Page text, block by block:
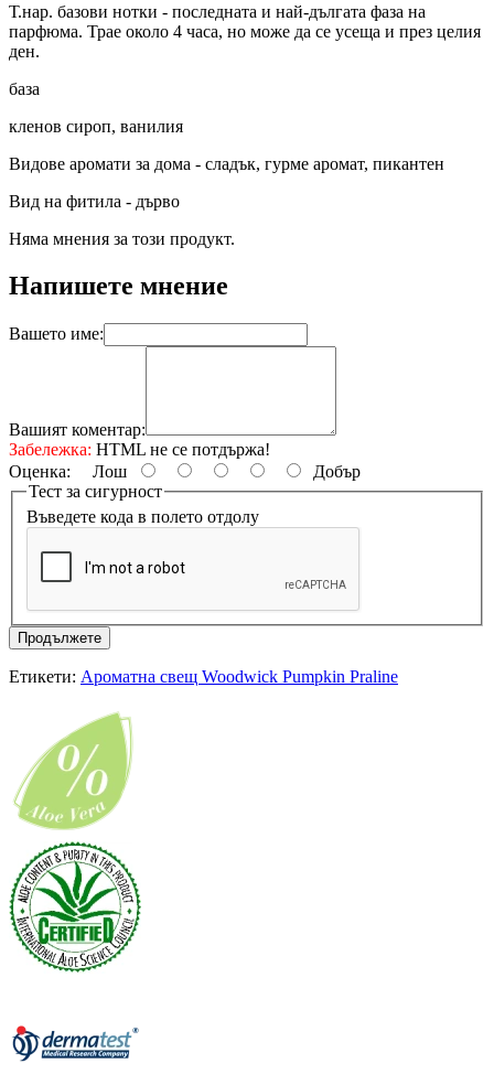
Т.нар. базови нотки - последната и най-дългата фаза на
парфюма. Трае около 4 часа, но може да се усеща и през целия
ден.
база
кленов сироп, ванилия
Видове аромати за дома - сладък, гурме аромат, пикантен
Вид на фитила - дърво
Няма мнения за този продукт.
Напишете мнение
Вашето име:
Вашият коментар:
Забележка: HTML не се потдържа!
Оценка: Лош
Добър
Тест за сигурност
Въведете кода в полето отдолу
Продължете
Етикети: Ароматна свещ Woodwick Pumpkin Praline